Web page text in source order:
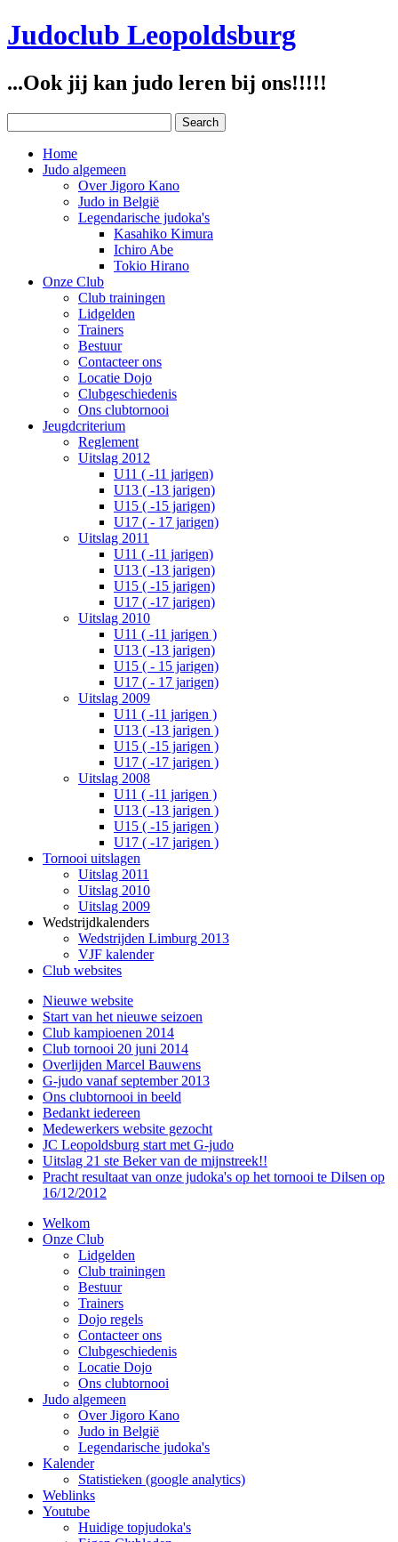
Judoclub Leopoldsburg
...Ook jij kan judo leren bij ons!!!!!
Home
Judo algemeen
Over Jigoro Kano
Judo in België
Legendarische judoka's
Kasahiko Kimura
Ichiro Abe
Tokio Hirano
Onze Club
Club trainingen
Lidgelden
Trainers
Bestuur
Contacteer ons
Locatie Dojo
Clubgeschiedenis
Ons clubtornooi
Jeugdcriterium
Reglement
Uitslag 2012
U11 ( -11 jarigen)
U13 ( -13 jarigen)
U15 ( -15 jarigen)
U17 ( - 17 jarigen)
Uitslag 2011
U11 ( -11 jarigen)
U13 ( -13 jarigen)
U15 ( -15 jarigen)
U17 ( -17 jarigen)
Uitslag 2010
U11 ( -11 jarigen )
U13 ( -13 jarigen)
U15 ( - 15 jarigen)
U17 ( - 17 jarigen)
Uitslag 2009
U11 ( -11 jarigen )
U13 ( -13 jarigen )
U15 ( -15 jarigen )
U17 ( -17 jarigen )
Uitslag 2008
U11 ( -11 jarigen )
U13 ( -13 jarigen )
U15 ( -15 jarigen )
U17 ( -17 jarigen )
Tornooi uitslagen
Uitslag 2011
Uitslag 2010
Uitslag 2009
Wedstrijdkalenders
Wedstrijden Limburg 2013
VJF kalender
Club websites
Nieuwe website
Start van het nieuwe seizoen
Club kampioenen 2014
Club tornooi 20 juni 2014
Overlijden Marcel Bauwens
G-judo vanaf september 2013
Ons clubtornooi in beeld
Bedankt iedereen
Medewerkers website gezocht
JC Leopoldsburg start met G-judo
Uitslag 21 ste Beker van de mijnstreek!!
Pracht resultaat van onze judoka's op het tornooi te Dilsen op
16/12/2012
Welkom
Onze Club
Lidgelden
Club trainingen
Bestuur
Trainers
Dojo regels
Contacteer ons
Clubgeschiedenis
Locatie Dojo
Ons clubtornooi
Judo algemeen
Over Jigoro Kano
Judo in België
Legendarische judoka's
Kalender
Statistieken (google analytics)
Weblinks
Youtube
Huidige topjudoka's